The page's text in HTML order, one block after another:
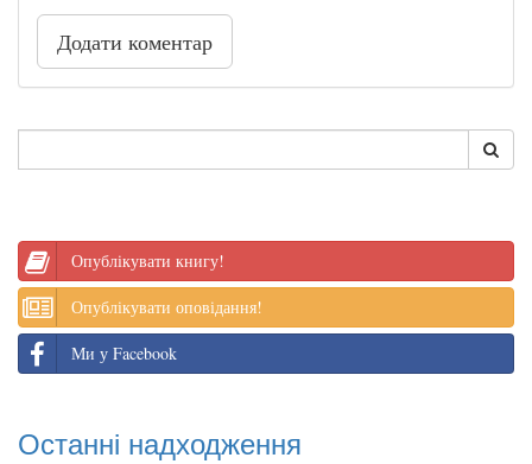
Додати коментар
Опублікувати книгу!
Опублікувати оповідання!
Ми у Facebook
Останні надходження